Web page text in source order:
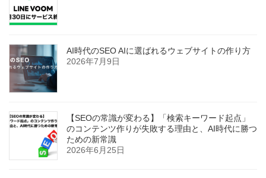
AI時代のSEO AIに選ばれるウェブサイトの作り方
2026年7月9日
【SEOの常識が変わる】「検索キーワード起点」
のコンテンツ作りが失敗する理由と、AI時代に勝つ
ための新常識
2026年6月25日